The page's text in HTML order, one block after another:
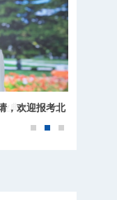
，欢迎报考北